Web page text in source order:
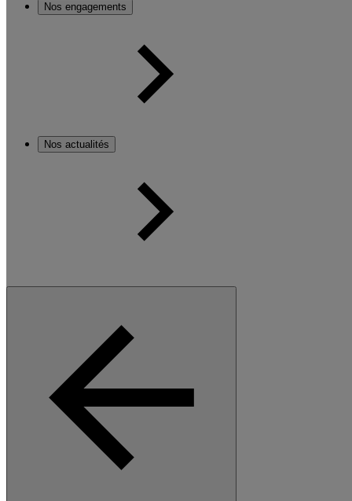
Nos engagements
Nos actualités